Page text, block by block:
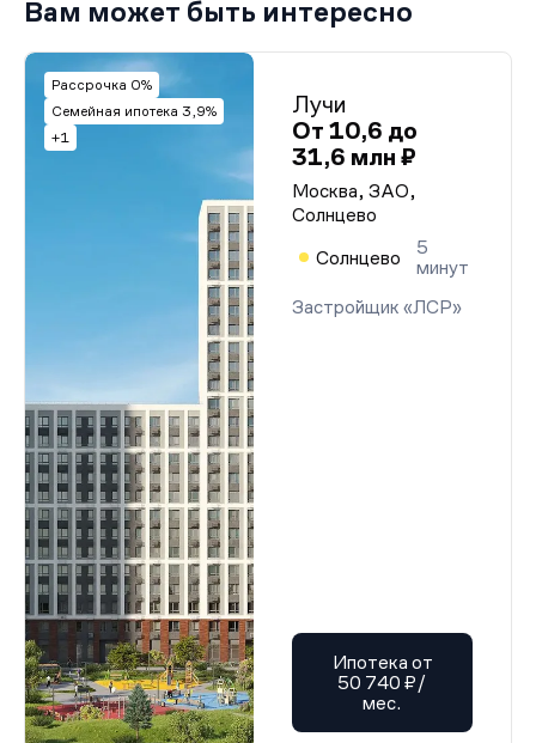
строительства, секции 1-5)
Разрешение на строительство (3 этап). Дом 28
Вам может быть интересно
Рассрочка 0%
Семейная ипотека 3,9%
+1
Лучи
От 10,6 до
31,6 млн ₽
Москва, ЗАО,
Солнцево
Солнцево
5
минут
Застройщик «ЛСР»
Ипотека от
50 740 ₽/
мес.